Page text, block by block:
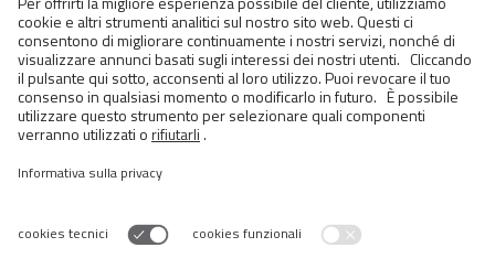
BRIT FISH DREAMS TUNA &